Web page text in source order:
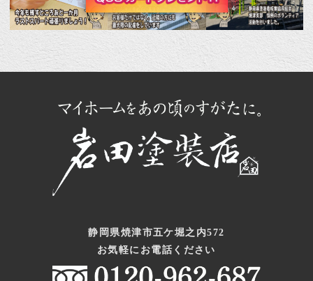
静岡県焼津市五ケ堀之内572
お気軽にお電話ください